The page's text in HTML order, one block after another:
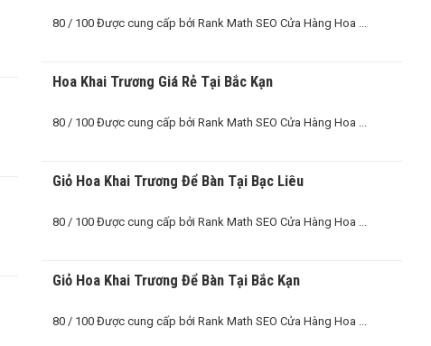
80 / 100 Được cung cấp bởi Rank Math SEO Cửa Hàng Hoa ...
Hoa Khai Trương Giá Rẻ Tại Bắc Kạn
80 / 100 Được cung cấp bởi Rank Math SEO Cửa Hàng Hoa ...
Giỏ Hoa Khai Trương Để Bàn Tại Bạc Liêu
80 / 100 Được cung cấp bởi Rank Math SEO Cửa Hàng Hoa ...
Giỏ Hoa Khai Trương Để Bàn Tại Bắc Kạn
80 / 100 Được cung cấp bởi Rank Math SEO Cửa Hàng Hoa ...